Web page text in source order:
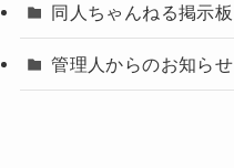
同人ちゃんねる掲示板
管理人からのお知らせ